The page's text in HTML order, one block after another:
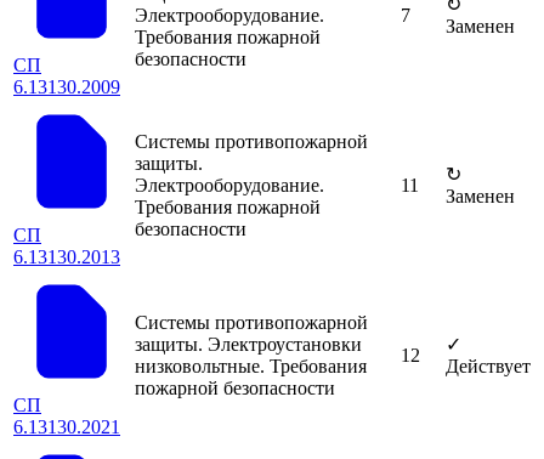
СП
6.13130.2009
Электрооборудование.
Требования пожарной
безопасности
7
↻
Заменен
СП
6.13130.2013
Системы противопожарной
защиты.
Электрооборудование.
Требования пожарной
безопасности
11
↻
Заменен
СП
6.13130.2021
Системы противопожарной
защиты. Электроустановки
низковольтные. Требования
пожарной безопасности
12
✓
Действует